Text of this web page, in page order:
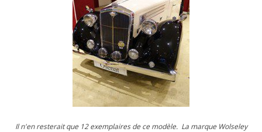
Il n'en resterait que 12 exemplaires de ce modèle. La marque Wolseley